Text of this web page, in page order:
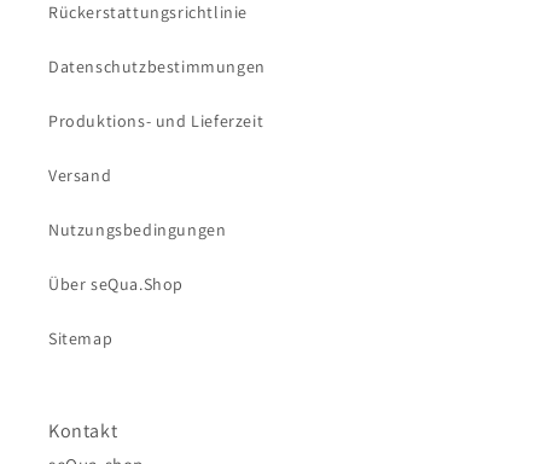
Rückerstattungsrichtlinie
Datenschutzbestimmungen
Produktions- und Lieferzeit
Versand
Nutzungsbedingungen
Über seQua.Shop
Sitemap
Kontakt